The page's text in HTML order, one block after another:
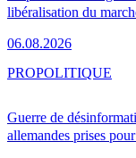
libéralisation du
06.08.2026
Guerre de
allemandes prises
PROPOLITIQUE